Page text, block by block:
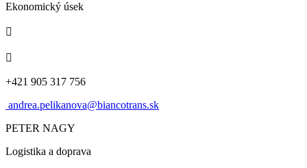
Ekonomický úsek


+421 905 317 756
andrea.pelikanova@biancotrans.sk
PETER NAGY
Logistika a doprava